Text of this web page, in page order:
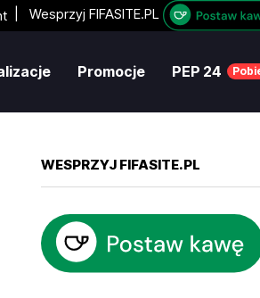
Wesprzyj FIFASITE.PL
Promocje PEP 24
WESPRZYJ FIFASITE.PL